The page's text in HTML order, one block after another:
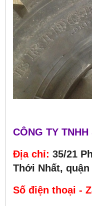
CÔNG TY
Địa chỉ: 35/21
Thới Nhất, quận
Số điện thoại -